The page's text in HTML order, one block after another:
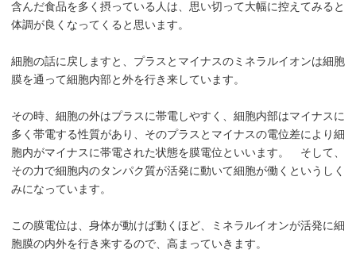
含んだ食品を多く摂っている人は、思い切って大幅に控えてみると
体調が良くなってくると思います。
細胞の話に戻しますと、プラスとマイナスのミネラルイオンは細胞
膜を通って細胞内部と外を行き来しています。
その時、細胞の外はプラスに帯電しやすく、細胞内部はマイナスに
多く帯電する性質があり、そのプラスとマイナスの電位差により細
胞内がマイナスに帯電された状態を膜電位といいます。 そして、
その力で細胞内のタンパク質が活発に動いて細胞が働くというしく
みになっています。
この膜電位は、身体が動けば動くほど、ミネラルイオンが活発に細
胞膜の内外を行き来するので、高まっていきます。